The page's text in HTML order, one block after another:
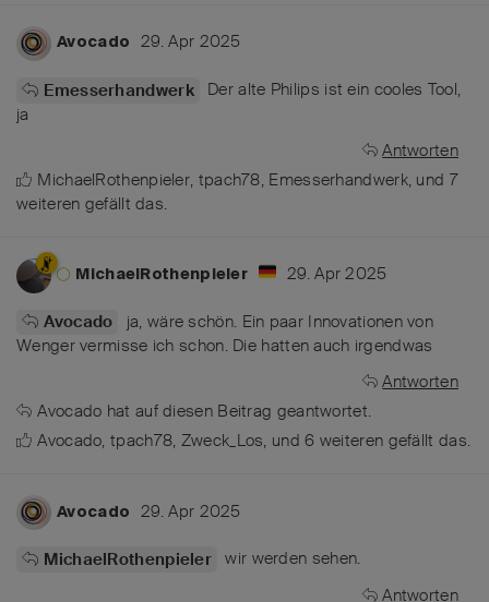
Avocado 29. Apr 2025
Emesserhandwerk
Der alte Philips ist ein cooles Tool,
ja
Antworten
MichaelRothenpieler, tpach78, Emesserhandwerk, und 7
weiteren gefällt das.
MichaelRothenpieler 29. Apr 2025
Avocado
ja, wäre schön. Ein paar Innovationen von
Wenger vermisse ich schon. Die hatten auch irgendwas
Antworten
Avocado hat auf diesen Beitrag geantwortet.
Avocado,tpach78, Zweck_Los, und6 weiteren gefällt das.
Avocado 29. Apr 2025
MichaelRothenpieler wir werden sehen.
Antworten